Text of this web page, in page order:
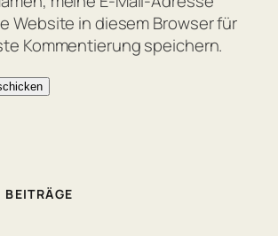
Website in diesem Browser für
Kommentierung speichern.
BEITRÄGE